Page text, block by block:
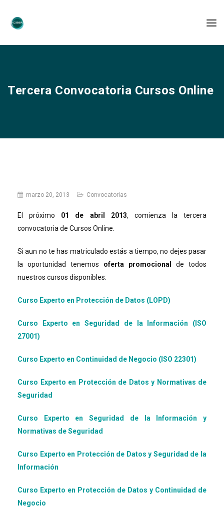
Tercera Convocatoria Cursos Online
marzo 20, 2013 Convocatorias
El próximo 01 de abril 2013, comienza la tercera
convocatoria de Cursos Online.
Si aun no te has matriculado estás a tiempo, no dejes pasar
la oportunidad tenemos oferta promocional
de todos
nuestros cursos disponibles:
Curso Experto en Protección de Datos (LOPD)
Curso Experto en Seguridad de la Información (ISO
27001)
Curso Experto en Continuidad de Negocio (ISO 22301)
Curso Experto en Protección de Datos y Normativas de
Seguridad
Curso Experto en Seguridad de la Información y
Normativas de Seguridad
Curso Experto en Protección de Datos y Seguridad de la
Información
Curso Experto en Protección de Datos y Continuidad de
Negocio